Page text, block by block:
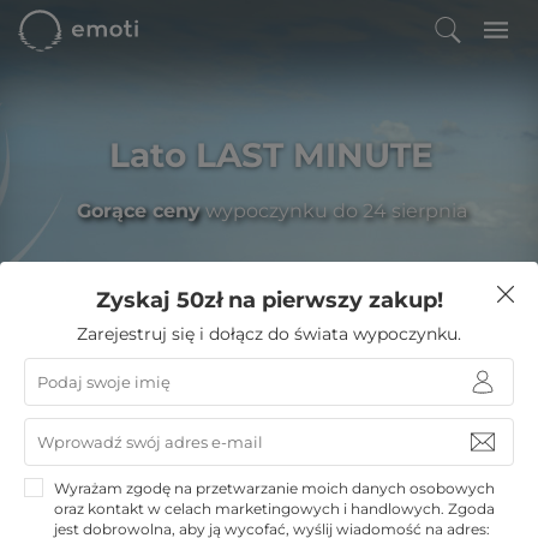
Lato LAST MINUTE
Gorące cenywypoczynku do 24 sierpnia
Filtruj
Emoti » Hotele nad morzem » Kołobrzeg noclegi »
VacationClub Seaside Studio
VacationClub Seaside Studio
Kołobrzeg
Zyskaj 50zł na pierwszy zakup!
Zarejestruj się i dołącz do świata wypoczynku.
Wyrażam zgodę na przetwarzanie moich danych osobowych
oraz kontakt w celach marketingowych i handlowych. Zgoda
jest dobrowolna, aby ją wycofać, wyślij wiadomość na adres: